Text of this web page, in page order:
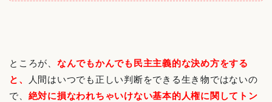
ところが、 なんでもかんでも民主主義的な決め方をする
と、
人間はいつでも正しい判断をできる生き物ではないの
で、 絶対に損なわれちゃいけない基本的人権に関してトン